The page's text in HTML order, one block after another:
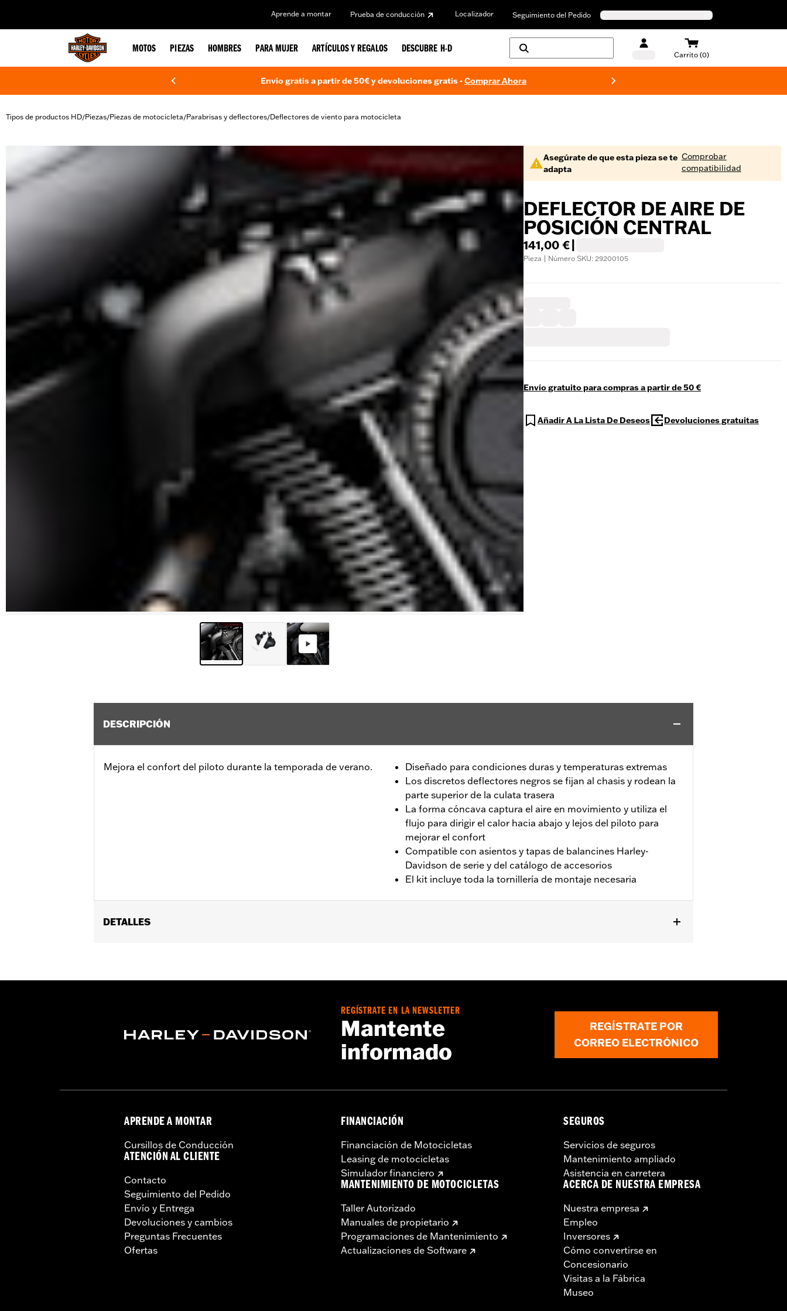
Aprende a montar Prueba de conducción Localizador Seguimiento del Pedido
MOTOS PIEZAS HOMBRES PARA MUJER ARTÍCULOS Y REGALOS DESCUBRE H-D
Carrito (0)
Envío gratis a partir de 50€ y devoluciones gratis -Comprar Ahora
Tipos de productos HD/Piezas/Piezas de motocicleta/Parabrisas y deflectores/Deflectores de viento para motocicleta
Asegúrate de que esta pieza se te
adapta
Comprobar
compatibilidad
DEFLECTOR DE AIRE DE
POSICIÓN CENTRAL
141,00 €
Pieza | Número SKU: 29200105
Envío gratuito para compras a partir de 50 €
Añadir A La Lista De Deseos Devoluciones gratuitas
DESCRIPCIÓN
Mejora el confort del piloto durante la temporada de verano.
Diseñado para condiciones duras y temperaturas extremas
Los discretos deflectores negros se fijan al chasis y rodean la
parte superior de la culata trasera
La forma cóncava captura el aire en movimiento y utiliza el
flujo para dirigir el calor hacia abajo y lejos del piloto para
mejorar el confort
Compatible con asientos y tapas de balancines Harley-
Davidson de serie y del catálogo de accesorios
El kit incluye toda la tornillería de montaje necesaria
DETALLES
GARANTÍA:,,,,,,,,,,,,,,,,,,,,,,,,,,,,,,,,,,,,,,,,,,,,,,,,,,,,,,,,,,,,,,,,,,,
REGÍSTRATE EN LA NEWSLETTER
Mantente
informado
REGÍSTRATE POR
CORREO ELECTRÓNICO
APRENDE A MONTAR
Cursillos de Conducción
ATENCIÓN AL CLIENTE
Contacto
Seguimiento del Pedido
Envío y Entrega
Devoluciones y cambios
Preguntas Frecuentes
Ofertas
FINANCIACIÓN
Financiación de Motocicletas
Leasing de motocicletas
Simulador financiero
MANTENIMIENTO DE MOTOCICLETAS
Taller Autorizado
Manuales de propietario
Programaciones de Mantenimiento
Actualizaciones de Software
SEGUROS
Servicios de seguros
Mantenimiento ampliado
Asistencia en carretera
ACERCA DE NUESTRA EMPRESA
Nuestra empresa
Empleo
Inversores
Cómo convertirse en
Concesionario
Visitas a la Fábrica
Museo